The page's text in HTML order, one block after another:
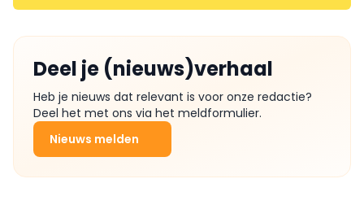
Deel je (nieuws)verhaal
Heb je nieuws dat relevant is voor onze redactie?
Deel het met ons via het meldformulier.
Nieuws melden